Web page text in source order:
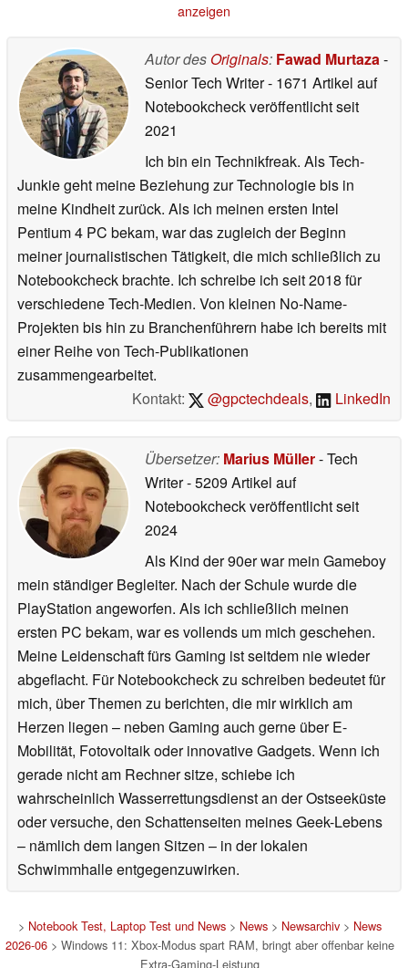
anzeigen
Autor des Originals: Fawad Murtaza-
Senior Tech Writer- 1671 Artikel auf
Notebookcheck veröffentlichtseit
2021
Ich bin ein Technikfreak. Als Tech-
Junkie geht meine Beziehung zur Technologie bis in
meine Kindheit zurück. Als ich meinen ersten Intel
Pentium 4 PC bekam, war das zugleich der Beginn
meiner journalistischen Tätigkeit, die mich schließlich zu
Notebookcheck brachte. Ich schreibe ich seit 2018 für
verschiedene Tech-Medien. Von kleinen No-Name-
Projekten bis hin zu Branchenführern habe ich bereits mit
einer Reihe von Tech-Publikationen
zusammengearbeitet.
Kontakt:
@gpctechdeals, LinkedIn
Übersetzer: Marius Müller- Tech
Writer- 5209 Artikel auf
Notebookcheck veröffentlichtseit
2024
Als Kind der 90er war mein Gameboy
mein ständiger Begleiter. Nach der Schule wurde die
PlayStation angeworfen. Als ich schließlich meinen
ersten PC bekam, war es vollends um mich geschehen.
Meine Leidenschaft fürs Gaming ist seitdem nie wieder
abgeflacht. Für Notebookcheck zu schreiben bedeutet für
mich, über Themen zu berichten, die mir wirklich am
Herzen liegen – neben Gaming auch gerne über E-
Mobilität, Fotovoltaik oder innovative Gadgets. Wenn ich
gerade nicht am Rechner sitze, schiebe ich
wahrscheinlich Wasserrettungsdienst an der Ostseeküste
oder versuche, den Schattenseiten meines Geek-Lebens
– nämlich dem langen Sitzen – in der lokalen
Schwimmhalle entgegenzuwirken.
> Notebook Test, Laptop Test und News> News> Newsarchiv> News
2026-06> Windows 11: Xbox-Modus spart RAM, bringt aber offenbar keine
Extra-Gaming-Leistung